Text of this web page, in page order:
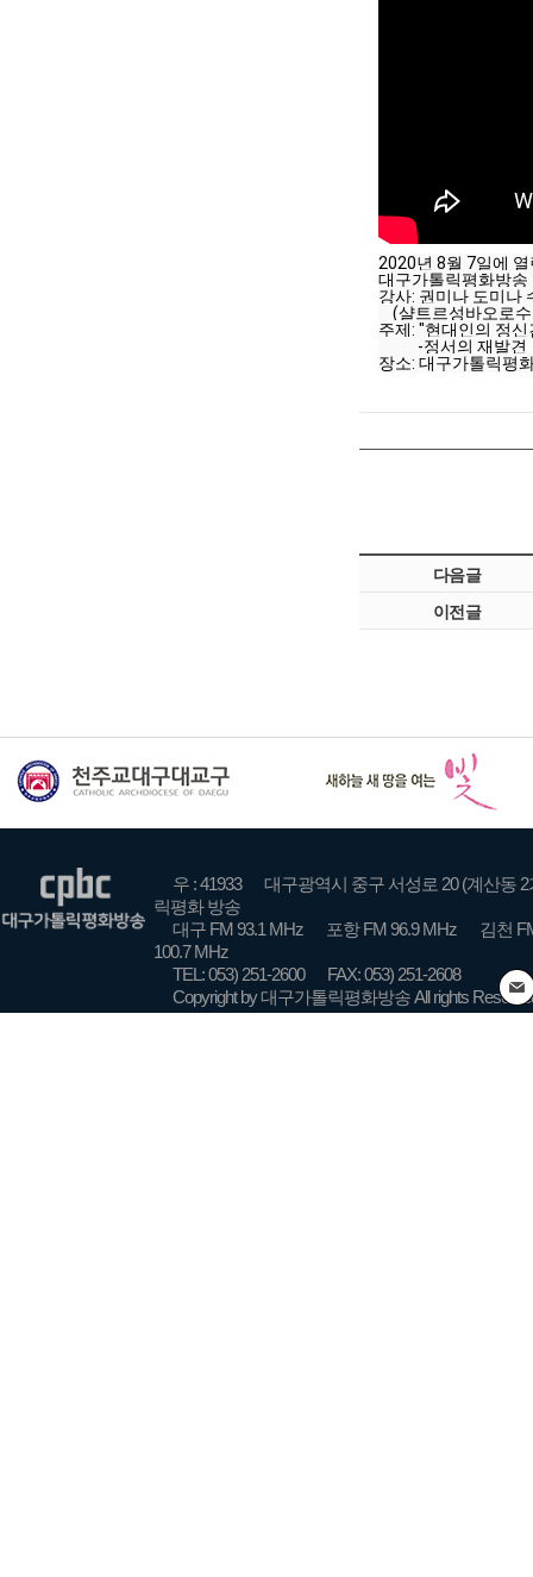
2020년 8월 7일에 열
대구가톨릭평화방송
강사: 권미나 도미나
(샬트르성바오로
주제: "현대인의 정
-정서의 재발견
장소: 대구가톨릭평
다음글
이전글
우 : 41933
대구광역시 중구 서성로 20 (계산동 2
릭평화 방송
대구 FM 93.1 MHz
포항 FM 96.9 MHz
김천
100.7 MHz
TEL: 053) 251-2600
FAX: 053) 251-2608
Copyright by 대구가톨릭평화방송 All rights